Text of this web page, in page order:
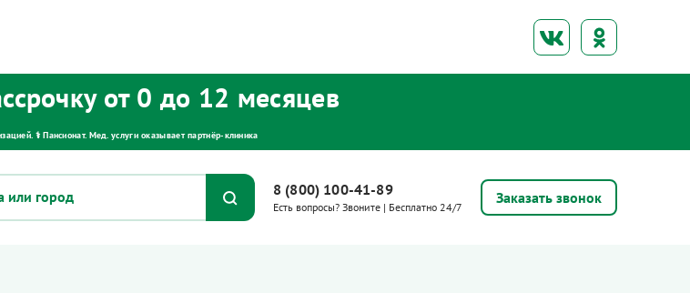
от 0 до 12 месяцев
⚕ Пансионат. Мед. услуги оказывает партнёр‑клиника
8 (800) 100-41-89
Есть вопросы? Звоните | Бесплатно 24/7
Заказать звонок